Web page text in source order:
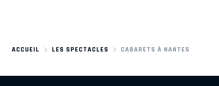
ACCUEIL LES SPECTACLES CABARETS À NANTES